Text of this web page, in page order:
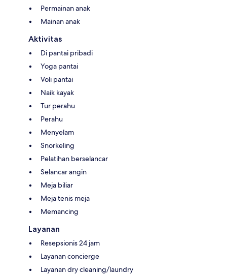
Permainan anak
Mainan anak
Aktivitas
Di pantai pribadi
Yoga pantai
Voli pantai
Naik kayak
Tur perahu
Perahu
Menyelam
Snorkeling
Pelatihan berselancar
Selancar angin
Meja biliar
Meja tenis meja
Memancing
Layanan
Resepsionis 24 jam
Layanan concierge
Layanan dry cleaning/laundry